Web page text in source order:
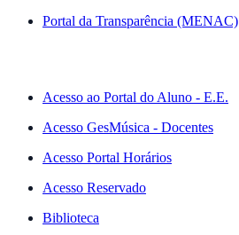
Portal da Transparência (MENAC)
Acesso ao Portal do Aluno - E.E.
Acesso GesMúsica - Docentes
Acesso Portal Horários
Acesso Reservado
Biblioteca